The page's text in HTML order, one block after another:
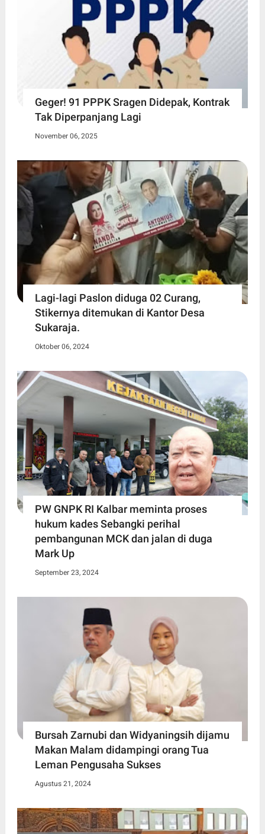
Geger! 91 PPPK Sragen Didepak, Kontrak
Tak Diperpanjang Lagi
November 06, 2025
Lagi-lagi Paslon diduga 02 Curang,
Stikernya ditemukan di Kantor Desa
Sukaraja.
Oktober 06, 2024
PW GNPK RI Kalbar meminta proses
hukum kades Sebangki perihal
pembangunan MCK dan jalan di duga
Mark Up
September 23, 2024
Bursah Zarnubi dan Widyaningsih dijamu
Makan Malam didampingi orang Tua
Leman Pengusaha Sukses
Agustus 21, 2024